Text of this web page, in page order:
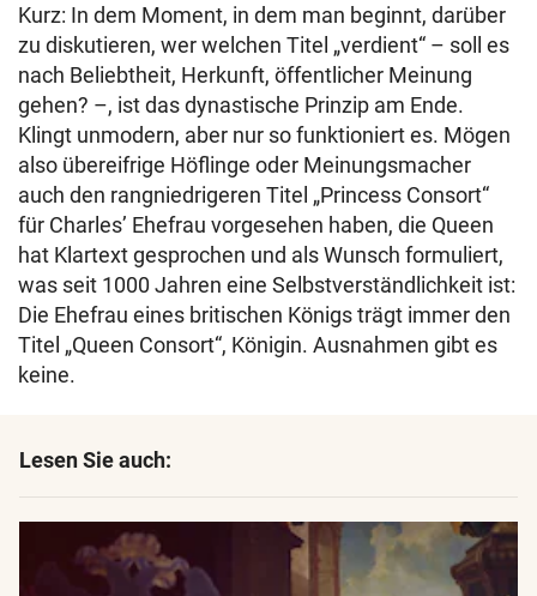
Kurz: In dem Moment, in dem man beginnt, darüber
zu diskutieren, wer welchen Titel „verdient“ – soll es
nach Beliebtheit, Herkunft, öffentlicher Meinung
gehen? –, ist das dynastische Prinzip am Ende.
Klingt unmodern, aber nur so funktioniert es. Mögen
also übereifrige Höflinge oder Meinungsmacher
auch den rangniedrigeren Titel „Princess Consort“
für Charles’ Ehefrau vorgesehen haben, die Queen
hat Klartext gesprochen und als Wunsch formuliert,
was seit 1000 Jahren eine Selbstverständlichkeit ist:
Die Ehefrau eines britischen Königs trägt immer den
Titel „Queen Consort“, Königin. Ausnahmen gibt es
keine.
Lesen Sie auch: